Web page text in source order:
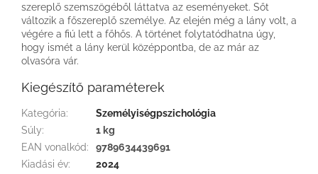
szereplő szemszögéből láttatva az eseményeket. Sőt
változik a főszereplő személye. Az elején még a lány volt, a
végére a fiú lett a főhős. A történet folytatódhatna úgy,
hogy ismét a lány kerül középpontba, de az már az
olvasóra vár.
Kiegészítő paraméterek
Kategória:
Személyiségpszichológia
Súly:
1 kg
EAN vonalkód:
9789634439691
Kiadási év:
2024